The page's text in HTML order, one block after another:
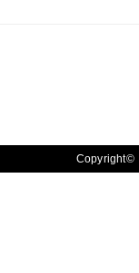
Copyright©